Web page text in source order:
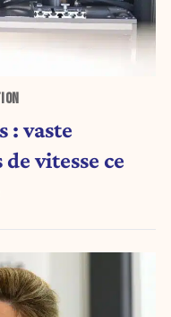
: vaste
vitesse ce